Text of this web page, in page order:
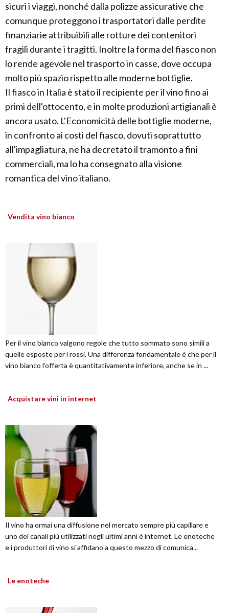
sicuri i viaggi, nonché dalla polizze assicurative che
comunque proteggono i trasportatori dalle perdite
finanziarie attribuibili alle rotture dei contenitori
fragili durante i tragitti. Inoltre la forma del fiasco non
lo rende agevole nel trasporto in casse, dove occupa
molto più spazio rispetto alle moderne bottiglie.
Il fiasco in Italia è stato il recipiente per il vino fino ai
primi dell'ottocento, e in molte produzioni artigianali è
ancora usato. L'Economicità delle bottiglie moderne,
in confronto ai costi del fiasco, dovuti soprattutto
all'impagliatura, ne ha decretato il tramonto a fini
commerciali, ma lo ha consegnato alla visione
romantica del vino italiano.
Vendita vino bianco
Per il vino bianco valgono regole che tutto sommato sono simili a
quelle esposte per i rossi. Una differenza fondamentale è che per il
vino bianco l’offerta è quantitativamente inferiore, anche se in ...
Acquistare vini in internet
Il vino ha ormai una diffusione nel mercato sempre più capillare e
uno dei canali più utilizzati negli ultimi anni è internet. Le enoteche
e i produttori di vino si affidano a questo mezzo di comunica...
Le enoteche